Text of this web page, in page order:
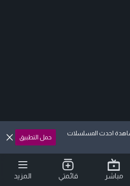
احدث المسلسلات
حمل التطبيق
مباشر قائمتي المزيد